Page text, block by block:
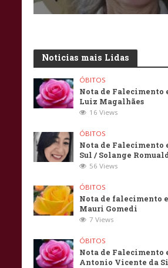
Noticias mais Lidas
ÓBITOS
Nota de Falecimento
Luiz Magalhães
16 Views
ÓBITOS
Nota de Falecimento
Sul / Solange
56 Views
ÓBITOS
Nota de falecimento
Mauri Gomedi
7 Views
ÓBITOS
Nota de Falecimento
Antonio Vicente da